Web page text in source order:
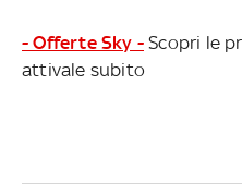
- Offerte Sky - Scopri le
attivale subito